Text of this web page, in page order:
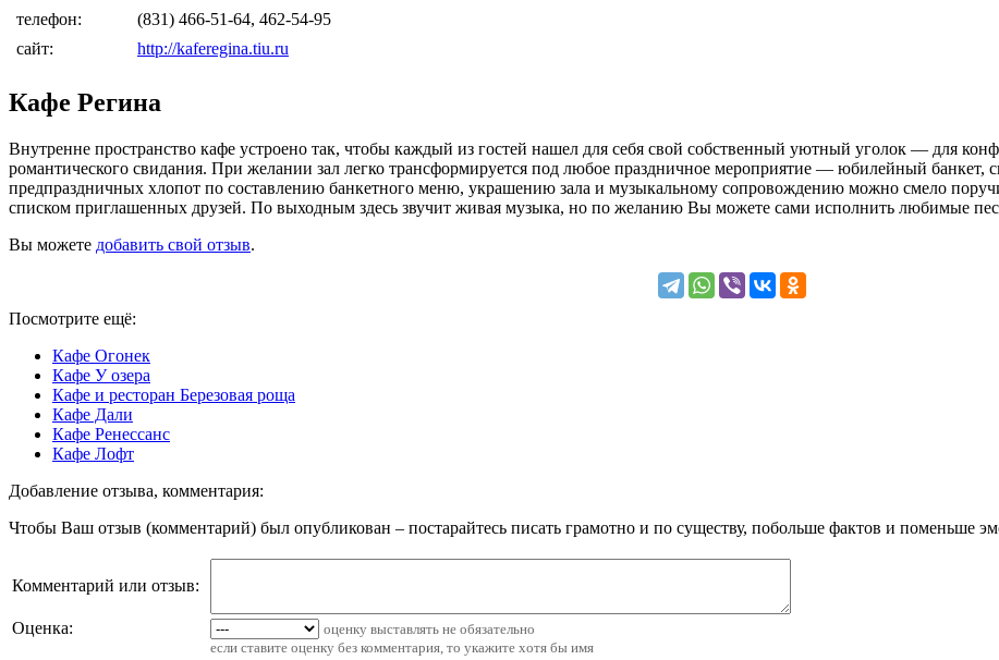
телефон:
(831) 466-51-64, 462-54-95
сайт:
http://kaferegina.tiu.ru
Кафе Регина
Внутренне пространство кафе устроено так, чтобы каждый из гостей нашел для себя свой собственный уютный уголок — для
романтического свидания. При желании зал легко трансформируется под любое праздничное мероприятие — юбилейный
предпраздничных хлопот по составлению банкетного меню, украшению зала и музыкальному сопровождению можно смело
списком приглашенных друзей. По выходным здесь звучит живая музыка, но по желанию Вы можете сами исполнить любимые
Вы можете добавить свой отзыв.
Посмотрите ещё:
Кафе Огонек
Кафе У озера
Кафе и ресторан Березовая роща
Кафе Дали
Кафе Ренессанс
Кафе Лофт
Добавление отзыва, комментария:
Чтобы Ваш отзыв (комментарий) был опубликован – постарайтесь писать грамотно и по существу, побольше фактов и поменьше
Комментарий или отзыв:
Оценка:
оценку выставлять не обязательно
если ставите оценку без комментария, то укажите хотя бы имя